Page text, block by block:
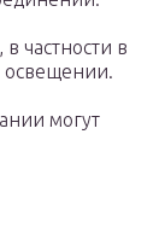
частности в
могут